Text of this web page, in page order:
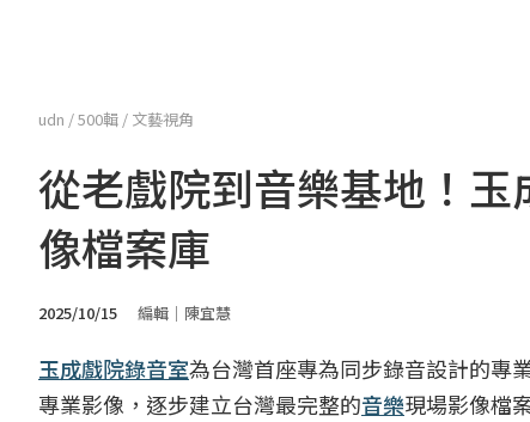
udn /500輯 / 文藝視角
從老戲院到音樂基地！
像檔案庫
2025/10/15 編輯｜陳宜慧
玉成戲院錄音室為台灣首座專為同步錄音設計的專
專業影像，逐步建立台灣最完整的音樂現場影像檔